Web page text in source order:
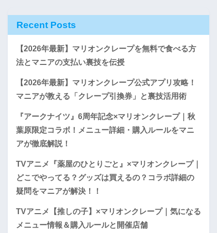
Recent Posts
【2026年最新】マリオンクレープを無料で食べる方
法とマニアの支払い裏技を伝授
【2026年最新】マリオンクレープ公式アプリ攻略！
マニアが教える「クレープ引換券」と裏技活用術
『アークナイツ』6周年記念×マリオンクレープ｜秋
葉原限定コラボ！メニュー詳細・購入ルールをマニ
アが徹底解説！
TVアニメ『薬屋のひとりごと』×マリオンクレープ｜
どこでやってる？グッズは買えるの？コラボ詳細の
疑問をマニアが解決！！
TVアニメ【推しの子】×マリオンクレープ｜気になる
メニュー情報＆購入ルールと開催店舗